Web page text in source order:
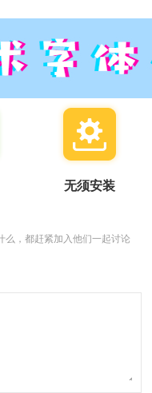
无须安装
么，都赶紧加入他们一起讨论